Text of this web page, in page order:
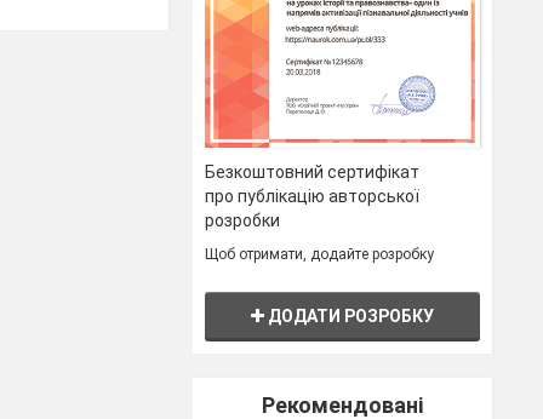
Безкоштовний сертифікат
про публікацію авторської
розробки
Щоб отримати, додайте розробку
ДОДАТИ РОЗРОБКУ
Рекомендовані